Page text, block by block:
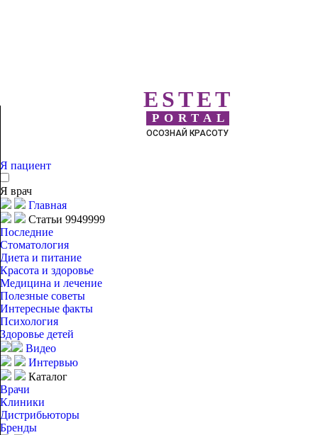
ESTET
PORTAL
ОСОЗНАЙ КРАСОТУ
Я пациент
Я врач
Главная
Статьи 9949999
Последние
Стоматология
Диета и питание
Красота и здоровье
Медицина и лечение
Полезные советы
Интересные факты
Психология
Здоровье детей
Видео
Интервью
Каталог
Врачи
Клиники
Дистрибьюторы
Бренды